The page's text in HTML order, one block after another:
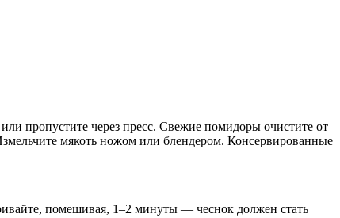
пропустите через пресс. Свежие помидоры очистите от
мякоть ножом или блендером. Консервированные
помешивая, 1–2 минуты — чеснок должен стать